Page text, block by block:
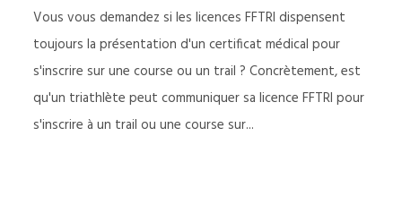
Vous vous demandez si les licences FFTRI dispensent
toujours la présentation d'un certificat médical pour
s'inscrire sur une course ou un trail ? Concrètement, est
qu'un triathlète peut communiquer sa licence FFTRI pour
s'inscrire à un trail ou une course sur...